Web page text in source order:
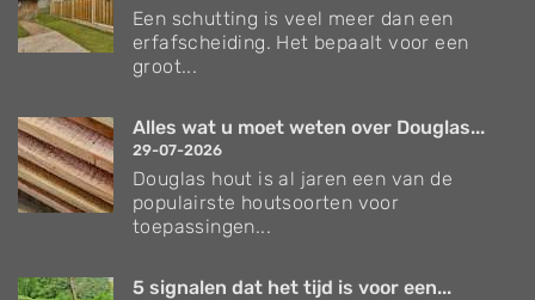
Een schutting is veel meer dan een
erfafscheiding. Het bepaalt voor een
groot...
Alles wat u moet weten over Douglas...
29-07-2026
Douglas hout is al jaren een van de
populairste houtsoorten voor
toepassingen...
5 signalen dat het tijd is voor een...